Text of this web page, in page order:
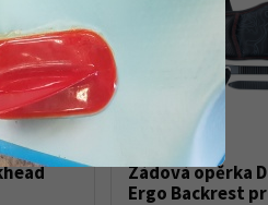
Zádová opěrka
Ergo Backrest